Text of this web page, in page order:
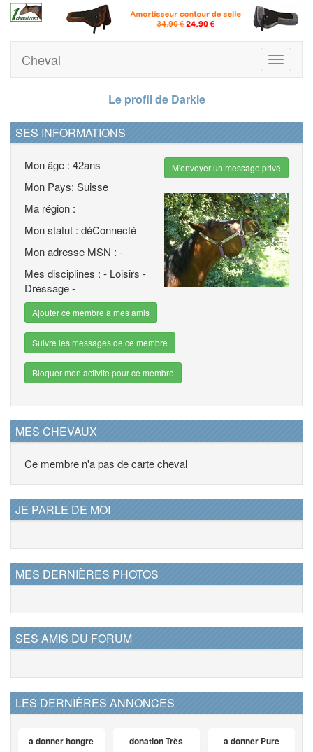
Toggle
Cheval
Le profil de Darkie
SES INFORMATIONS
Mon âge : 42ans
Mon Pays: Suisse
Ma région :
Mon statut : déConnecté
Mon adresse MSN : -
Mes disciplines : - Loisirs -
Dressage -
Ajouter ce membre à mes amis
Suivre les messages de ce membre
Bloquer mon activite pour ce membre
M'envoyer un message privé
MES CHEVAUX
Ce membre n'a pas de carte cheval
JE PARLE DE MOI
MES DERNIÈRES PHOTOS
SES AMIS DU FORUM
LES DERNIÈRES ANNONCES
a donner hongre donation Très a donner Pure